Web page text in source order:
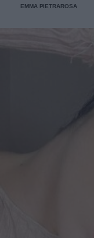
EMMA PIETRAROSA